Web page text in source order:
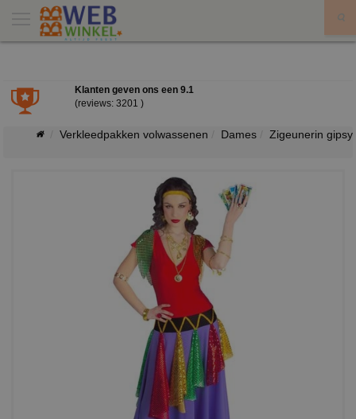
Klanten geven ons een 9.1
(reviews: 3201 )
Verkleedpakken volwassenen Dames Zigeunerin gipsy